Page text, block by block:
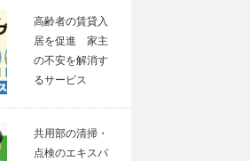
高齢者の賃貸入
居を促進 家主
の不安を解消す
るサービス
共用部の清掃・
点検のエキスパ